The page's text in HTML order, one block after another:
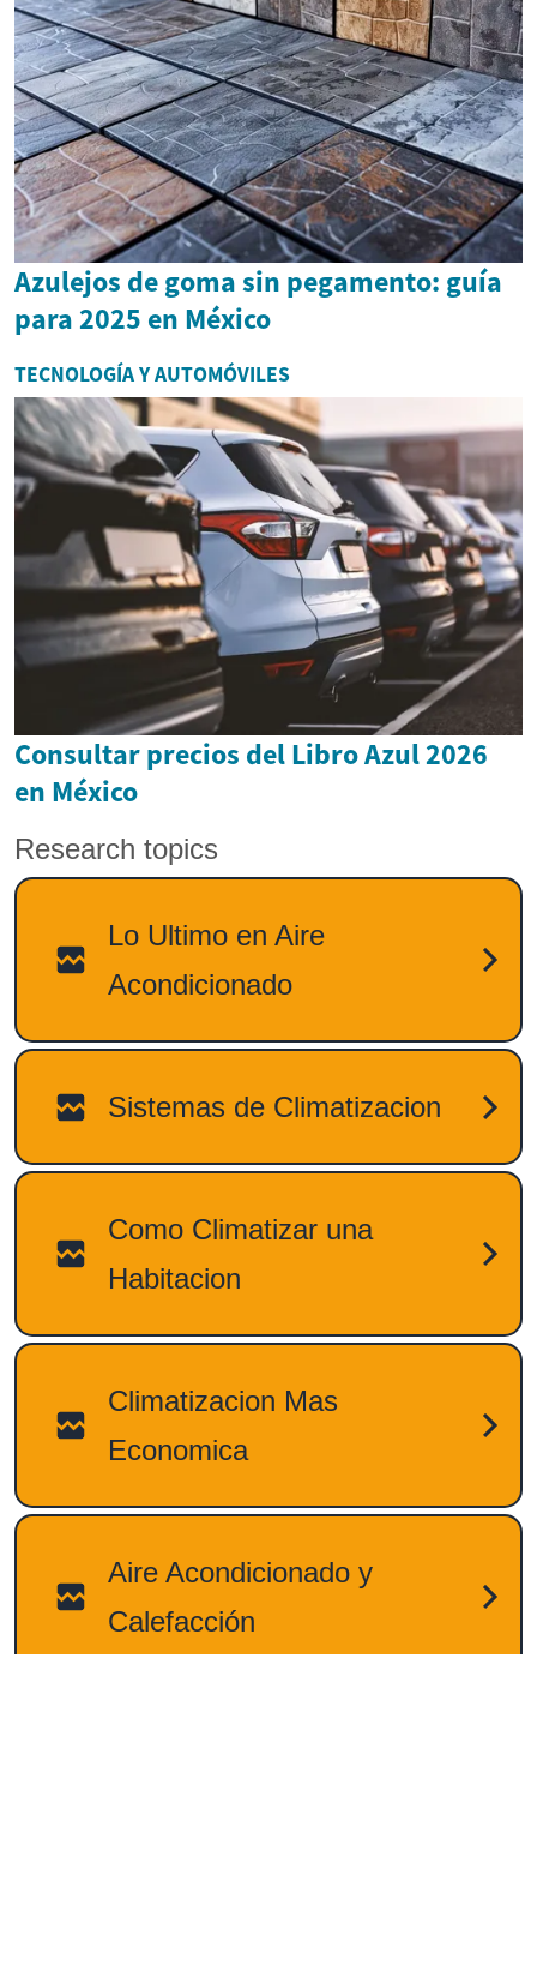
Azulejos de goma sin pegamento: guía
para 2025 en México
TECNOLOGÍA Y AUTOMÓVILES
Consultar precios del Libro Azul 2026
en México